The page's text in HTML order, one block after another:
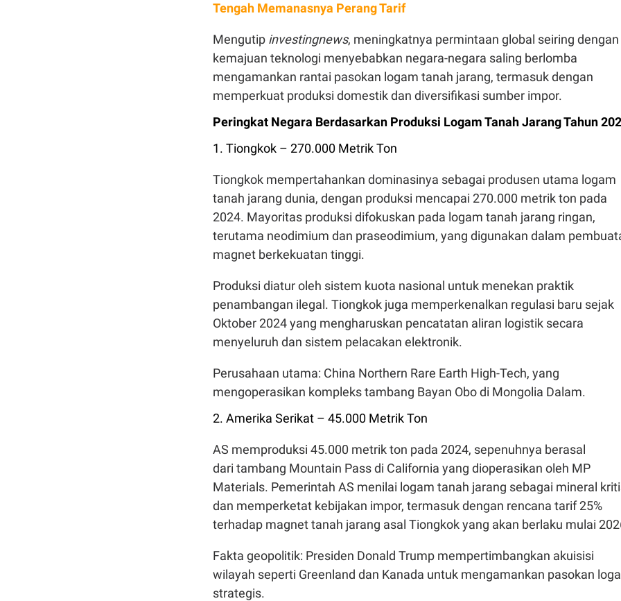
Tengah Memanasnya Perang Tarif
Mengutip investingnews, meningkatnya permintaan global seiring dengan
kemajuan teknologi menyebabkan negara-negara saling berlomba
mengamankan rantai pasokan logam tanah jarang, termasuk dengan
memperkuat produksi domestik dan diversifikasi sumber impor.
Peringkat Negara Berdasarkan Produksi Logam Tanah Jarang Tahun
1. Tiongkok – 270.000 Metrik Ton
Tiongkok mempertahankan dominasinya sebagai produsen utama logam
tanah jarang dunia, dengan produksi mencapai 270.000 metrik ton pada
2024. Mayoritas produksi difokuskan pada logam tanah jarang ringan,
terutama neodimium dan praseodimium, yang digunakan dalam
magnet berkekuatan tinggi.
Produksi diatur oleh sistem kuota nasional untuk menekan praktik
penambangan ilegal. Tiongkok juga memperkenalkan regulasi baru sejak
Oktober 2024 yang mengharuskan pencatatan aliran logistik secara
menyeluruh dan sistem pelacakan elektronik.
Perusahaan utama: China Northern Rare Earth High-Tech, yang
mengoperasikan kompleks tambang Bayan Obo di Mongolia Dalam.
2. Amerika Serikat – 45.000 Metrik Ton
AS memproduksi 45.000 metrik ton pada 2024, sepenuhnya berasal
dari tambang Mountain Pass di California yang dioperasikan oleh MP
Materials. Pemerintah AS menilai logam tanah jarang sebagai mineral
dan memperketat kebijakan impor, termasuk dengan rencana tarif 25%
terhadap magnet tanah jarang asal Tiongkok yang akan berlaku mulai
Fakta geopolitik: Presiden Donald Trump mempertimbangkan akuisisi
wilayah seperti Greenland dan Kanada untuk mengamankan pasokan
strategis.